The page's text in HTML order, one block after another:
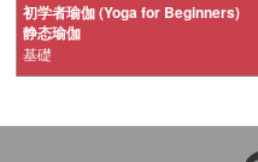
初学者瑜伽 (Yoga for Beginners)
静态瑜伽
基礎